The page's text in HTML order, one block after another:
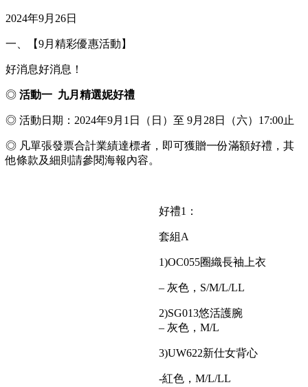
2024年9月26日
一、【9月精彩優惠活動】
好消息好消息！
◎ 活動一 九月精選妮好禮
◎ 活動日期：2024年9月1日（日）至 9月28日（六）17:00止
◎ 凡單張發票合計業績達標者，即可獲贈一份滿額好禮，其
他條款及細則請參閱海報內容。
好禮1：
套組A
1)OC055圈織長袖上衣
– 灰色，S/M/L/LL
2)SG013悠活護腕
– 灰色，M/L
3)UW622新仕女背心
-紅色，M/L/LL